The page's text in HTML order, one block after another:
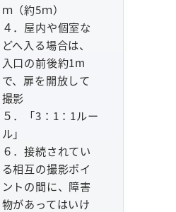
ｍ（約5ｍ）
４．屋内や個室な
どへ入る場合は、
入口の前後約1m
で、扉を開放して
撮影
５．「3：1：1ルー
ル」
６．接続されてい
る相互の撮影ポイ
ントの間に、障害
物があってはいけ